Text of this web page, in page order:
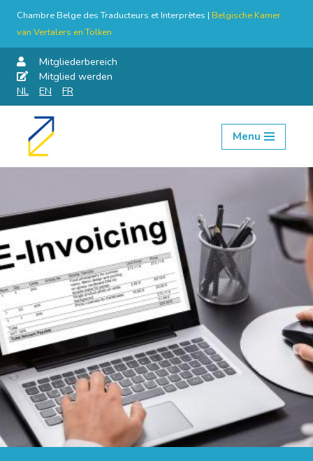
Chambre Belge des Traducteurs et Interprètes | Belgische Kamer
van Vertalers en Tolken
Mitgliederbereich
Mitglied werden
NL
EN FR
Skip
Menu